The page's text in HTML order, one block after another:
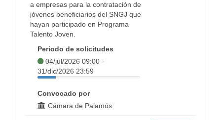
a empresas para la contratación de
jóvenes beneficiarios del SNGJ que
hayan participado en Programa
Talento Joven.
Periodo de solicitudes
04/jul/2026 09:00 -
31/dic/2026 23:59
Convocado por
Cámara de Palamós